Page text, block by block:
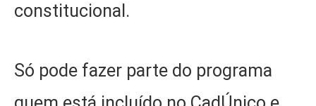
constitucional.
Só pode fazer parte do programa